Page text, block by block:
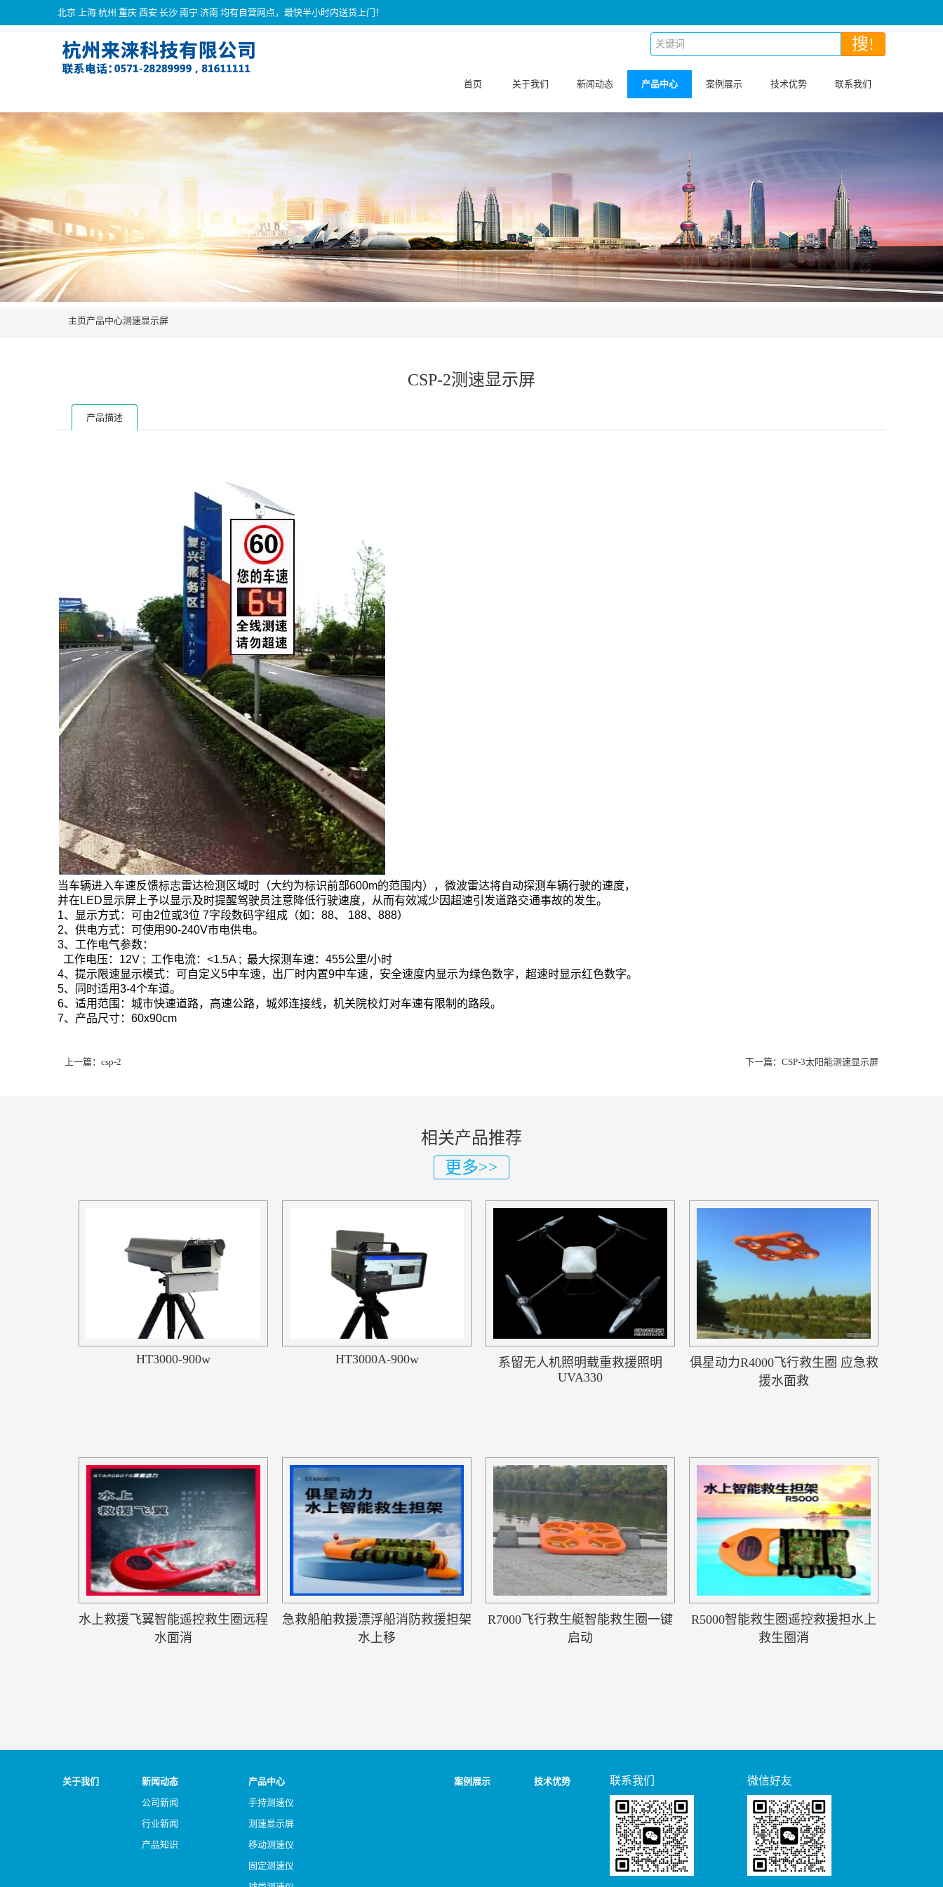
北京 上海 杭州 重庆 西安 长沙 南宁 济南 均有自营网点，最快半小时内送货上门！
搜!
首页 关于我们 新闻动态 产品中心 案例展示 技术优势 联系我们
主页产品中心测速显示屏
CSP-2测速显示屏
产品描述
当车辆进入车速反馈标志雷达检测区域时（大约为标识前部600m的范围内），微波雷达将自动探测车辆行驶的速度，
并在LED显示屏上予以显示及时提醒驾驶员注意降低行驶速度，从而有效减少因超速引发道路交通事故的发生。
1、显示方式：可由2位或3位 7字段数码字组成（如：88、 188、888）
2、供电方式：可使用90-240V市电供电。
3、工作电气参数：
工作电压：12V ; 工作电流：<1.5A ; 最大探测车速：455公里/小时
4、提示限速显示模式：可自定义5中车速，出厂时内置9中车速，安全速度内显示为绿色数字，超速时显示红色数字。
5、同时适用3-4个车道。
6、适用范围：城市快速道路，高速公路，城郊连接线，机关院校灯对车速有限制的路段。
7、产品尺寸：60x90cm
上一篇： csp-2 下一篇： CSP-3太阳能测速显示屏
相关产品推荐
更多>>
HT3000-900w HT3000A-900w
系留无人机照明载重救援照明
UVA330
俱星动力R4000飞行救生圈 应急救
援水面救
水上救援飞翼智能遥控救生圈远程
水面消
急救船舶救援漂浮船消防救援担架
水上移
R7000飞行救生艇智能救生圈一键
启动
R5000智能救生圈遥控救援担水上
救生圈消
关于我们
新闻动态
公司新闻
行业新闻
产品知识
产品中心
手持测速仪
测速显示屏
移动测速仪
固定测速仪
案例展示 技术优势 联系我们 微信好友